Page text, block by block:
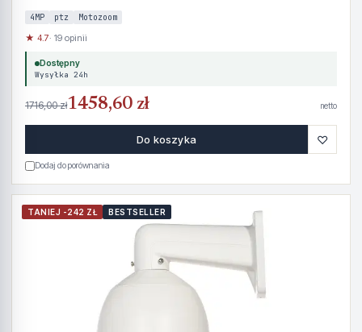
4MP ptz Motozoom
★ 4.7· 19 opinii
Dostępny
Wysyłka 24h
1716,00 zł1458,60 zł netto
Do koszyka ♡
Dodaj do porównania
TANIEJ -242 ZŁ BESTSELLER